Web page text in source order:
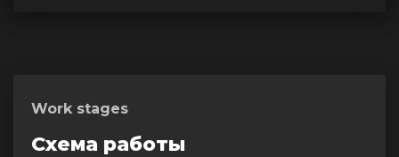
Work stages
Схема работы